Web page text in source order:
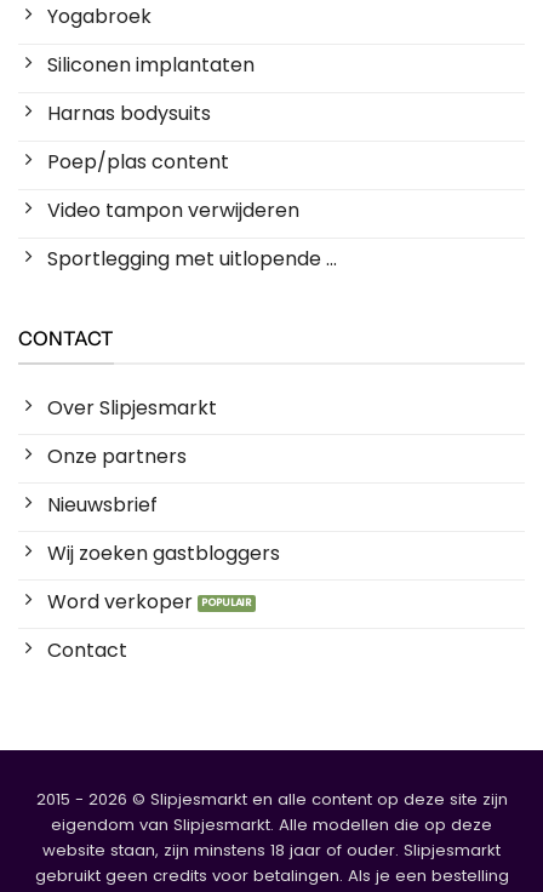
Yogabroek
Siliconen implantaten
Harnas bodysuits
Poep/plas content
Video tampon verwijderen
Sportlegging met uitlopende ...
CONTACT
Over Slipjesmarkt
Onze partners
Nieuwsbrief
Wij zoeken gastbloggers
Word verkoper
Contact
2015 - 2026 © Slipjesmarkt en alle content op deze site zijn
eigendom van Slipjesmarkt. Alle modellen die op deze
website staan, zijn minstens 18 jaar of ouder. Slipjesmarkt
gebruikt geen credits voor betalingen. Als je een bestelling